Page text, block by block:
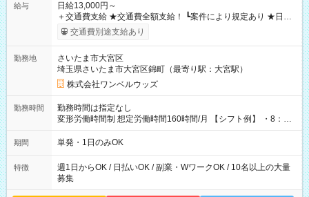
給与
日給13,000円～
＋交通費支給 ★交通費全額支給！ ┗案件により規定あり ★日払
いOK！（規定あり） ┗働いたその日に現金GET♪ お仕事後はコ
ンビニATMから 日払い分を引き落とせます！ 【試用期間】試
交通費別途支給あり
勤務地
さいたま市大宮区
埼玉県さいたま市大宮区錦町（最寄り駅：大宮駅）
株式会社ワンベルウッズ
勤務時間
勤務時間は指定なし
変形労働時間制 想定労働時間160時間/月 【シフト例】 ・8：00
～21：00
期間 単発・1日のみOK
特徴
週1日からOK / 日払いOK / 副業・WワークOK / 10名以上の大量
募集